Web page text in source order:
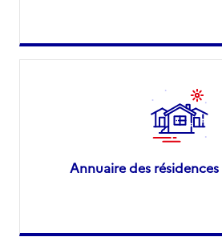
Annuaire des